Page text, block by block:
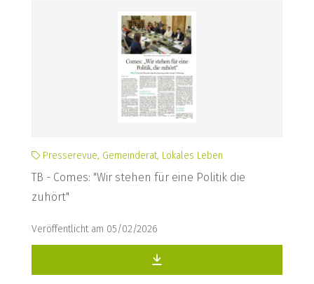
Presserevue, Gemeinderat, Lokales Leben
TB - Comes: "Wir stehen für eine Politik die
zuhört"
Veröffentlicht am 05/02/2026